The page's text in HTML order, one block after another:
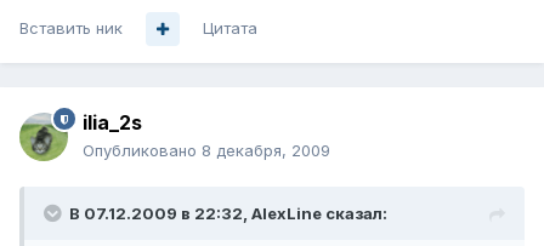
Вставить ник Цитата
ilia_2s
Опубликовано 8 декабря, 2009
В 07.12.2009 в 22:32, AlexLine сказал: